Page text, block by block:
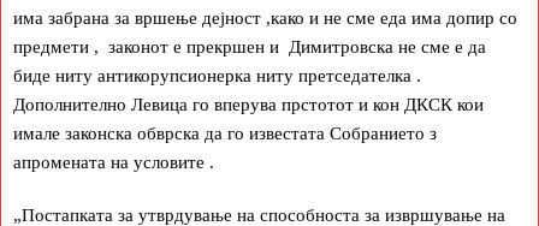
има забрана за вршење дејност ,како и не сме еда има допир со
предмети , законот е прекршен и Димитровска не сме е да
биде ниту антикорупсионерка ниту претседателка .
Дополнително Левица го вперува прстотот и кон ДКСК кои
имале законска обврска да го известата Собранието з
апромената на условите .
„Постапката за утврдување на способноста за извршување на